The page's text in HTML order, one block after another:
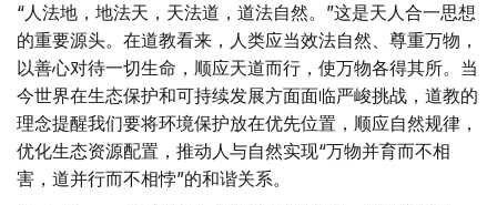
“人法地，地法天，天法道，道法自然。”这是天人合一思想
的重要源头。在道教看来，人类应当效法自然、尊重万物，
以善心对待一切生命，顺应天道而行，使万物各得其所。当
今世界在生态保护和可持续发展方面面临严峻挑战，道教的
理念提醒我们要将环境保护放在优先位置，顺应自然规律，
优化生态资源配置，推动人与自然实现“万物并育而不相
害，道并行而不相悖”的和谐关系。